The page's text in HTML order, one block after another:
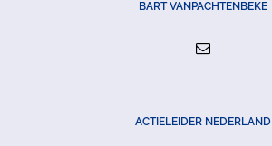
BART VANPACHTENBEKE
ACTIELEIDER NEDERLAND